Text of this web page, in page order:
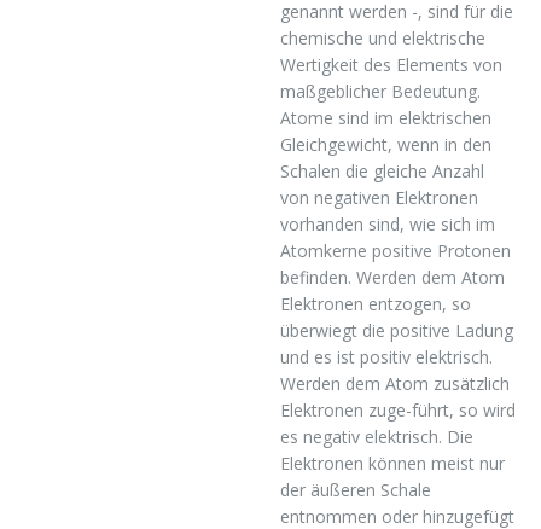
genannt werden -, sind für die
chemische und elektrische
Wertigkeit des Elements von
maßgeblicher Bedeutung.
Atome sind im elektrischen
Gleichgewicht, wenn in den
Schalen die gleiche Anzahl
von negativen Elektronen
vorhanden sind, wie sich im
Atomkerne positive Protonen
befinden. Werden dem Atom
Elektronen entzogen, so
überwiegt die positive Ladung
und es ist positiv elektrisch.
Werden dem Atom zusätzlich
Elektronen zuge-führt, so wird
es negativ elektrisch. Die
Elektronen können meist nur
der äußeren Schale
entnommen oder hinzugefügt